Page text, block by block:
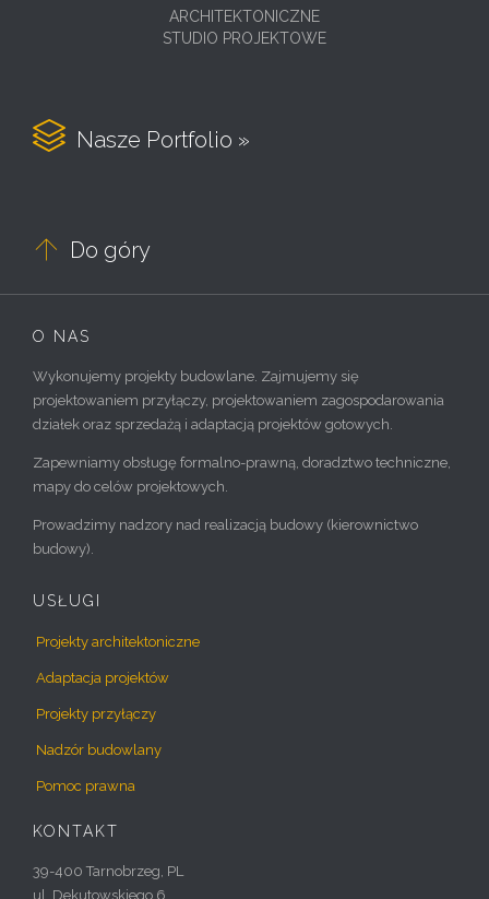
ARCHITEKTONICZNE
STUDIO PROJEKTOWE
 Nasze Portfolio »
 Do góry
O NAS
Wykonujemy projekty budowlane. Zajmujemy się
projektowaniem przyłączy, projektowaniem zagospodarowania
działek oraz sprzedażą i adaptacją projektów gotowych.
Zapewniamy obsługę formalno-prawną, doradztwo techniczne,
mapy do celów projektowych.
Prowadzimy nadzory nad realizacją budowy (kierownictwo
budowy).
USŁUGI
Projekty architektoniczne
Adaptacja projektów
Projekty przyłączy
Nadzór budowlany
Pomoc prawna
KONTAKT
39-400 Tarnobrzeg, PL
ul. Dekutowskiego 6